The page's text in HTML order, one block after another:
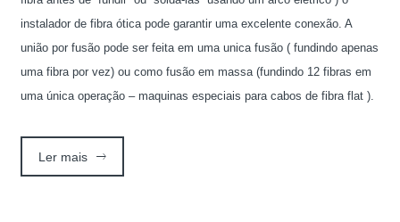
instalador de fibra ótica pode garantir uma excelente conexão. A
união por fusão pode ser feita em uma unica fusão ( fundindo apenas
uma fibra por vez) ou como fusão em massa (fundindo 12 fibras em
uma única operação – maquinas especiais para cabos de fibra flat ).
Ler mais